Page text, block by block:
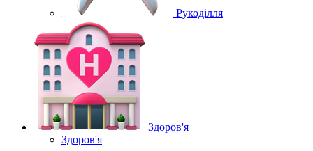
Рукоділля
Здоров'я
Здоров'я